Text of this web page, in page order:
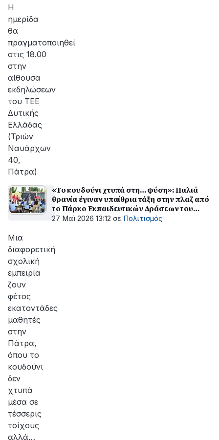
Η
ημερίδα
θα
πραγματοποιηθεί
στις 18.00
στην
αίθουσα
εκδηλώσεων
του ΤΕΕ
Δυτικής
Ελλάδας
(Τριών
Ναυάρχων
40,
Πάτρα)
«Το κουδούνι χτυπά στη… φύση»: Παλιά
θρανία έγιναν υπαίθρια τάξη στην πλαζ από
το Πάρκο Εκπαιδευτικών Δράσεων του
Δήμου Πατρέων
27 Μαϊ 2026 13:12 σε Πολιτισμός
Μια
διαφορετική
σχολική
εμπειρία
ζουν
φέτος
εκατοντάδες
μαθητές
στην
Πάτρα,
όπου το
κουδούνι
δεν
χτυπά
μέσα σε
τέσσερις
τοίχους
αλλά…